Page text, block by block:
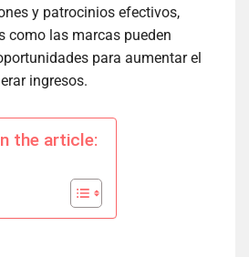
y patrocinios efectivos,
como las marcas pueden
para aumentar el
ingresos.
the article: